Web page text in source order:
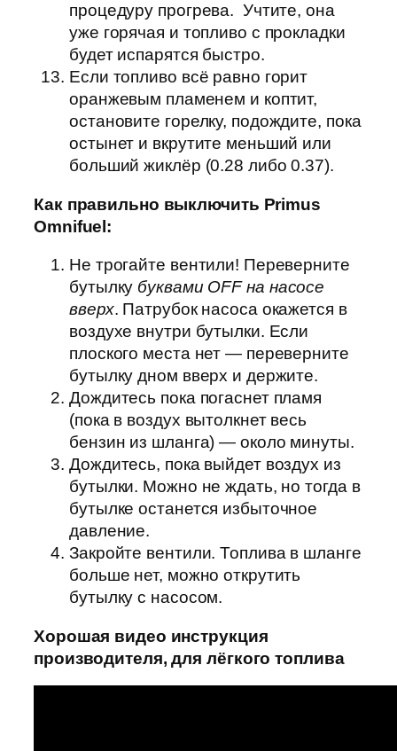
процедуру прогрева. Учтите, она
уже горячая и топливо с прокладки
будет испарятся быстро.
Если топливо всё равно горит
оранжевым пламенем и коптит,
остановите горелку, подождите, пока
остынет и вкрутите меньший или
больший жиклёр (0.28 либо 0.37).
Как правильно выключить Primus
Omnifuel:
Не трогайте вентили! Переверните
бутылку буквами OFF на насосе
вверх. Патрубок насоса окажется в
воздухе внутри бутылки. Если
плоского места нет — переверните
бутылку дном вверх и держите.
Дождитесь пока погаснет пламя
(пока в воздух вытолкнет весь
бензин из шланга) — около минуты.
Дождитесь, пока выйдет воздух из
бутылки. Можно не ждать, но тогда в
бутылке останется избыточное
давление.
Закройте вентили. Топлива в шланге
больше нет, можно открутить
бутылку с насосом.
Хорошая видео инструкция
производителя, для лёгкого топлива